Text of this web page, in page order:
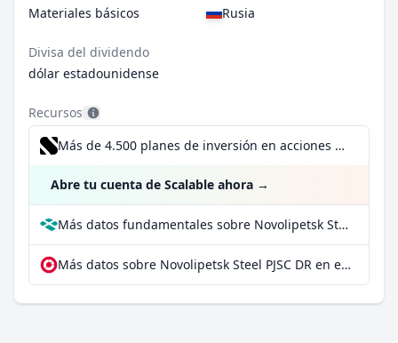
Materiales básicos Rusia
Divisa del dividendo
dólar estadounidense
Recursos
Más de 4.500 planes de inversión en acciones desde 1 €
Abre tu cuenta de Scalable ahora →
Más datos fundamentales sobre Novolipetsk Steel PJSC DR en Parqet
Más datos sobre Novolipetsk Steel PJSC DR en extraETF